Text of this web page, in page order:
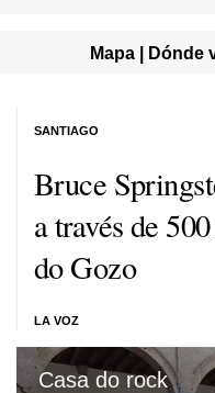
Mapa | Dónde
Bruce
a través de
do Gozo
LA VOZ
SANTIAGO
Casa do rock